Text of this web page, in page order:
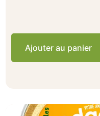
Ajouter au panier